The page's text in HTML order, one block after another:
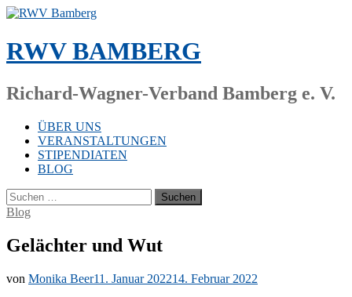
Zum
springen
RWV BAMBERG
Richard-Wagner-Verband Bamberg e. V.
ÜBER UNS
VERANSTALTUNGEN
STIPENDIATEN
BLOG
Suchen
nach:
Blog
Gelächter und Wut
von Monika Beer11. Januar 202214. Februar 2022